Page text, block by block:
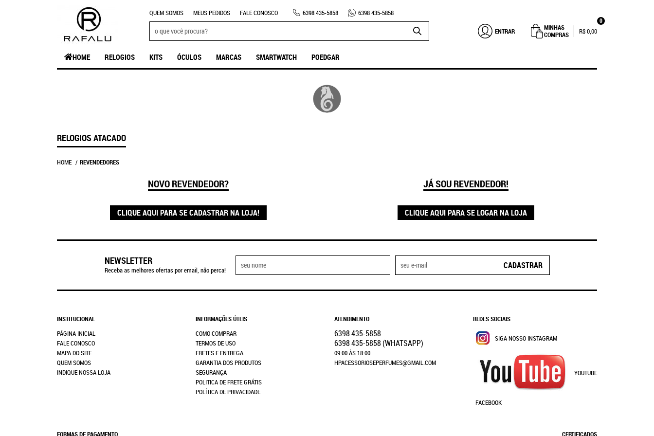
QUEM SOMOS MEUS PEDIDOS FALE CONOSCO 6398435-5858 6398435-5858
ENTRAR
MINHAS
COMPRAS
0
R$ 0,00
HOME RELOGIOS KITS ÓCULOS MARCAS SMARTWATCH POEDGAR
RELOGIOS ATACADO
HOME REVENDEDORES
NOVO REVENDEDOR?
CLIQUE AQUI PARA SE CADASTRAR NA LOJA!
JÁ SOU REVENDEDOR!
CLIQUE AQUI PARA SE LOGAR NA LOJA
NEWSLETTER
Receba as melhores ofertas por email, não perca! CADASTRAR
INSTITUCIONAL
PÁGINA INICIAL
FALE CONOSCO
MAPA DO SITE
QUEM SOMOS
INDIQUE NOSSA LOJA
INFORMAÇÕES ÚTEIS
COMO COMPRAR
TERMOS DE USO
FRETES E ENTREGA
GARANTIA DOS PRODUTOS
SEGURANÇA
POLITICA DE FRETE GRÁTIS
POLÍTICA DE PRIVACIDADE
ATENDIMENTO
6398435-5858
6398435-5858 (WHATSAPP)
09:00 ÀS 18:00
HPACESSORIOSEPERFUMES@GMAIL.COM
REDES SOCIAIS
SIGA NOSSO INSTAGRAM
YOUTUBE
FACEBOOK
FORMAS DE PAGAMENTO CERTIFICADOS